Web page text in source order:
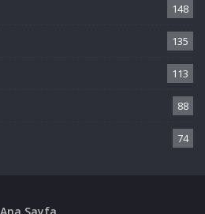
148
135
113
88
74
Ana Sayfa